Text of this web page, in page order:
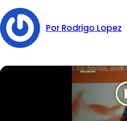
Por Rodrigo Lopez